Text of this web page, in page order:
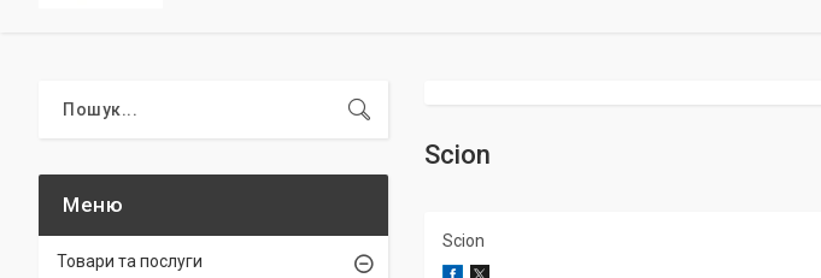
Scion
Scion
Товари та послуги